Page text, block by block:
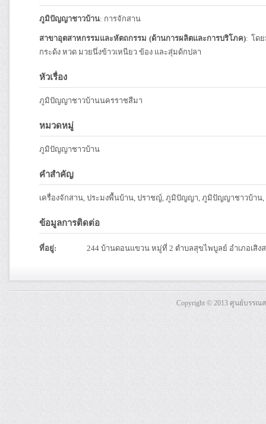
ภูมิปัญญาชาวบ้าน: การจักสาน
สาขาอุตสาหกรรมและหัตถกรรม (ด้านการผลิตและการบริโภค): โด
กระด้ง หวด มวยนึ่งข้าวเหนียว ข้อง และสุ่มด้กปลา
หัวเรื่อง
ภูมิปัญญาชาวบ้านนครราชสีมา
หมวดหมู่
ภูมิปัญญาชาวบ้าน
คำสำคัญ
เครื่องจักสาน, ประมงพื้นบ้าน, ปราชญ์, ภูมิปัญญา, ภูมิปัญญาชาวบ้า
ข้อมูลการติดต่อ
ที่อยู่: 244 บ้านดอนแขวน หมู่ที่ 2 ตำบลสุขไพบูลย์ อำเภอเสิง
Copyright © 2013 ศูนย์บรร